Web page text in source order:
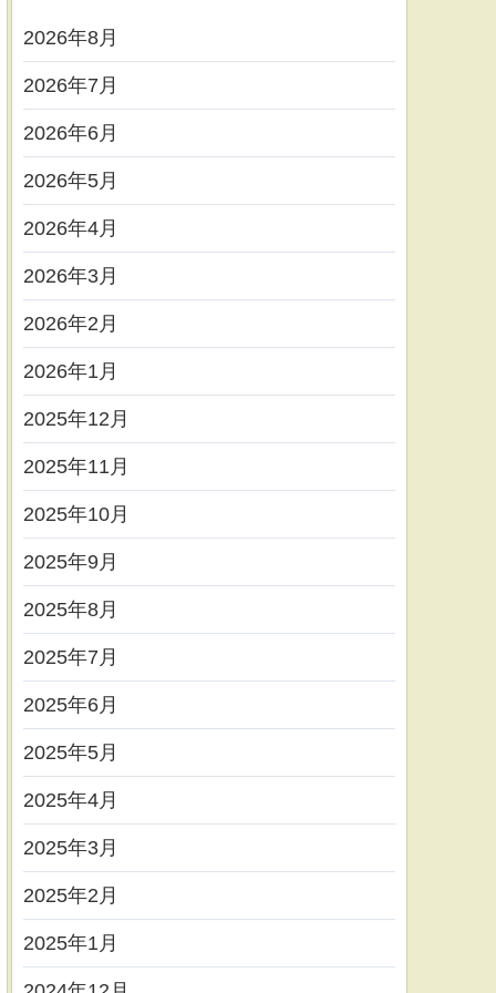
2026年8月
2026年7月
2026年6月
2026年5月
2026年4月
2026年3月
2026年2月
2026年1月
2025年12月
2025年11月
2025年10月
2025年9月
2025年8月
2025年7月
2025年6月
2025年5月
2025年4月
2025年3月
2025年2月
2025年1月